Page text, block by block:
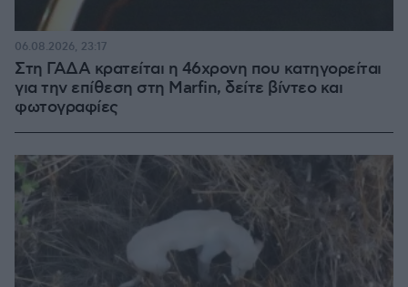
Στη ΓΑΔΑ κρατείται η 46χρονη που κατηγορείται
για την επίθεση στη Marfin, δείτε βίντεο και
φωτογραφίες
06.08.2026, 23:17